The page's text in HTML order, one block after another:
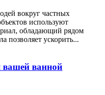
вокруг частных
используют
обладающий рядом
позволяет ускорить...
вашей ванной